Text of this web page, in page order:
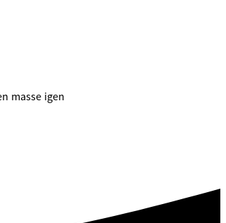
masse igen